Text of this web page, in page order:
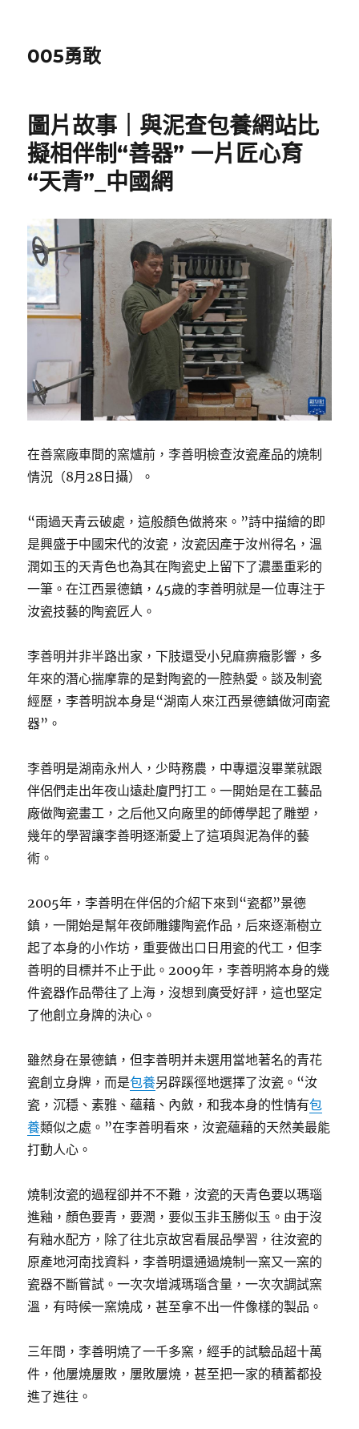
005勇敢
圖片故事｜與泥查包養網站比
擬相伴制“善器” 一片匠心育
“天青”_中國網
在善窯廠車間的窯爐前，李善明檢查汝瓷產品的燒制
情況（8月28日攝）。
“雨過天青云破處，這般顏色做將來。”詩中描繪的即
是興盛于中國宋代的汝瓷，汝瓷因產于汝州得名，溫
潤如玉的天青色也為其在陶瓷史上留下了濃墨重彩的
一筆。在江西景德鎮，45歲的李善明就是一位專注于
汝瓷技藝的陶瓷匠人。
李善明并非半路出家，下肢還受小兒麻痹癥影響，多
年來的潛心揣摩靠的是對陶瓷的一腔熱愛。談及制瓷
經歷，李善明說本身是“湖南人來江西景德鎮做河南瓷
器”。
李善明是湖南永州人，少時務農，中專還沒畢業就跟
伴侶們走出年夜山遠赴廈門打工。一開始是在工藝品
廠做陶瓷畫工，之后他又向廠里的師傅學起了雕塑，
幾年的學習讓李善明逐漸愛上了這項與泥為伴的藝
術。
2005年，李善明在伴侶的介紹下來到“瓷都”景德
鎮，一開始是幫年夜師雕鏤陶瓷作品，后來逐漸樹立
起了本身的小作坊，重要做出口日用瓷的代工，但李
善明的目標并不止于此。2009年，李善明將本身的幾
件瓷器作品帶往了上海，沒想到廣受好評，這也堅定
了他創立身牌的決心。
雖然身在景德鎮，但李善明并未選用當地著名的青花
瓷創立身牌，而是包養另辟蹊徑地選擇了汝瓷。“汝
瓷，沉穩、素雅、蘊藉、內斂，和我本身的性情有包
養類似之處。”在李善明看來，汝瓷蘊藉的天然美最能
打動人心。
燒制汝瓷的過程卻并不不難，汝瓷的天青色要以瑪瑙
進釉，顏色要青，要潤，要似玉非玉勝似玉。由于沒
有釉水配方，除了往北京故宮看展品學習，往汝瓷的
原產地河南找資料，李善明還通過燒制一窯又一窯的
瓷器不斷嘗試。一次次增減瑪瑙含量，一次次調試窯
溫，有時候一窯燒成，甚至拿不出一件像樣的製品。
三年間，李善明燒了一千多窯，經手的試驗品超十萬
件，他屢燒屢敗，屢敗屢燒，甚至把一家的積蓄都投
進了進往。